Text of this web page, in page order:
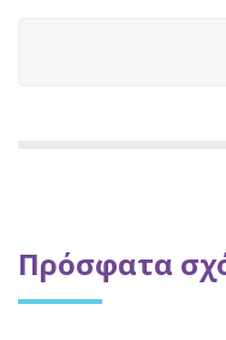
Πρόσφατα